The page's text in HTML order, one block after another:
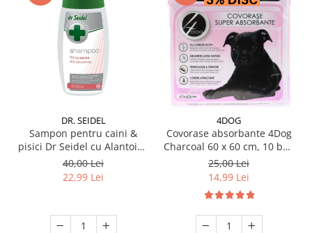
DR. SEIDEL
Sampon pentru caini &
pisici Dr Seidel cu Alantoina
220 ml
40,00 Lei
22,99 Lei
4DOG
Covorase absorbante 4Dog
Charcoal 60 x 60 cm, 10 buc
/ pachet
25,00 Lei
14,99 Lei